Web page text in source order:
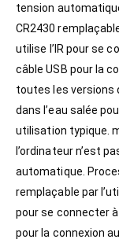
tension
CR2430
utilise l’IR pour se
câble USB pour la
toutes les versions
dans l’eau salée
utilisation typique.
l’ordinateur n’est
automatique.
remplaçable par
pour se connecter à
pour la connexion